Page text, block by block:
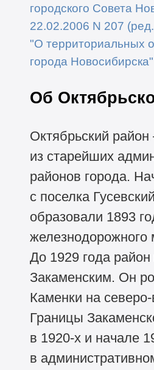
городского Совета
22.02.2006 N 207
"О территориальных
города Новосибирска"
Об
Октябрьский
из старейших
районов города.
с поселка
образовали 1893
железнодорожного
До 1929 года
Закаменским. Он
Каменки на северо-
Границы
в 1920-хи начале
в